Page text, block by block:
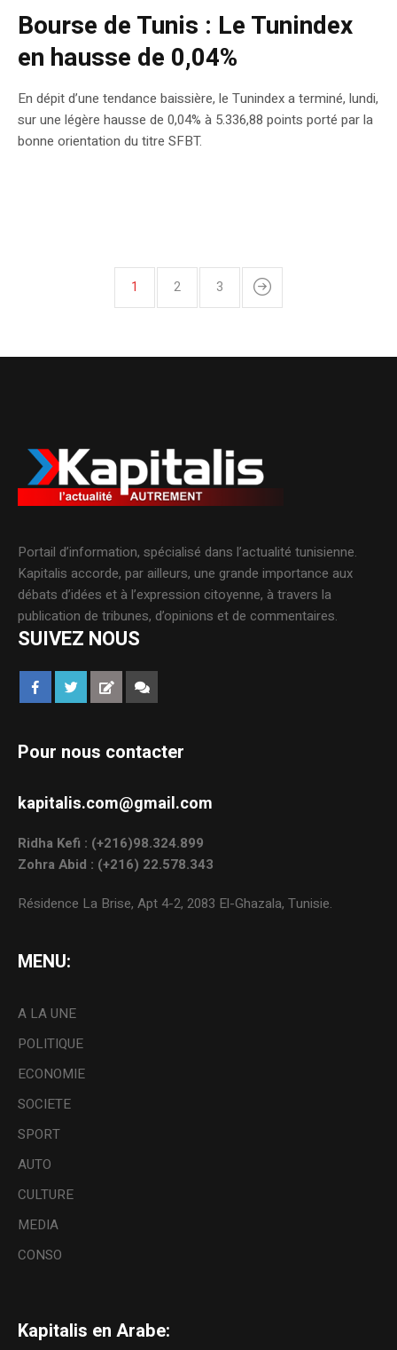
Bourse de Tunis : Le Tunindex
en hausse de 0,04%
En dépit d’une tendance baissière, le Tunindex a terminé, lundi,
sur une légère hausse de 0,04% à 5.336,88 points porté par la
bonne orientation du titre SFBT.
1 2 3
Portail d’information, spécialisé dans l’actualité tunisienne.
Kapitalis accorde, par ailleurs, une grande importance aux
débats d’idées et à l’expression citoyenne, à travers la
publication de tribunes, d’opinions et de commentaires.
SUIVEZ NOUS
Pour nous contacter
kapitalis.com@gmail.com
Ridha Kefi : (+216)98.324.899
Zohra Abid : (+216) 22.578.343
Résidence La Brise, Apt 4-2, 2083 El-Ghazala, Tunisie.
MENU:
A LA UNE
POLITIQUE
ECONOMIE
SOCIETE
SPORT
AUTO
CULTURE
MEDIA
CONSO
Kapitalis en Arabe: